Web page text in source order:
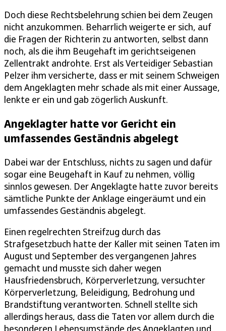
Doch diese Rechtsbelehrung schien bei dem Zeugen
nicht anzukommen. Beharrlich weigerte er sich, auf
die Fragen der Richterin zu antworten, selbst dann
noch, als die ihm Beugehaft im gerichtseigenen
Zellentrakt androhte. Erst als Verteidiger Sebastian
Pelzer ihm versicherte, dass er mit seinem Schweigen
dem Angeklagten mehr schade als mit einer Aussage,
lenkte er ein und gab zögerlich Auskunft.
Angeklagter hatte vor Gericht ein
umfassendes Geständnis abgelegt
Dabei war der Entschluss, nichts zu sagen und dafür
sogar eine Beugehaft in Kauf zu nehmen, völlig
sinnlos gewesen. Der Angeklagte hatte zuvor bereits
sämtliche Punkte der Anklage eingeräumt und ein
umfassendes Geständnis abgelegt.
Einen regelrechten Streifzug durch das
Strafgesetzbuch hatte der Kaller mit seinen Taten im
August und September des vergangenen Jahres
gemacht und musste sich daher wegen
Hausfriedensbruch, Körperverletzung, versuchter
Körperverletzung, Beleidigung, Bedrohung und
Brandstiftung verantworten. Schnell stellte sich
allerdings heraus, dass die Taten vor allem durch die
besonderen Lebensumstände des Angeklagten und